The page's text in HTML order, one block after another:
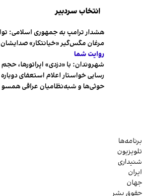
انتخاب سردبیر
هشدار ترامپ به جمهوری اسلامی:
مرغان مگس‌گیر «خیانتکار»
روایت شما
شهروندان:‌ با «دزدی» اپراتورها،
رسایی خواستار اعلام استعفای
حوثی‌ها و شبه‌نظامیان عراقی همسو
برنامه‌ها
تلویزیون
شنیداری
ایران
جهان
حقوق بشر